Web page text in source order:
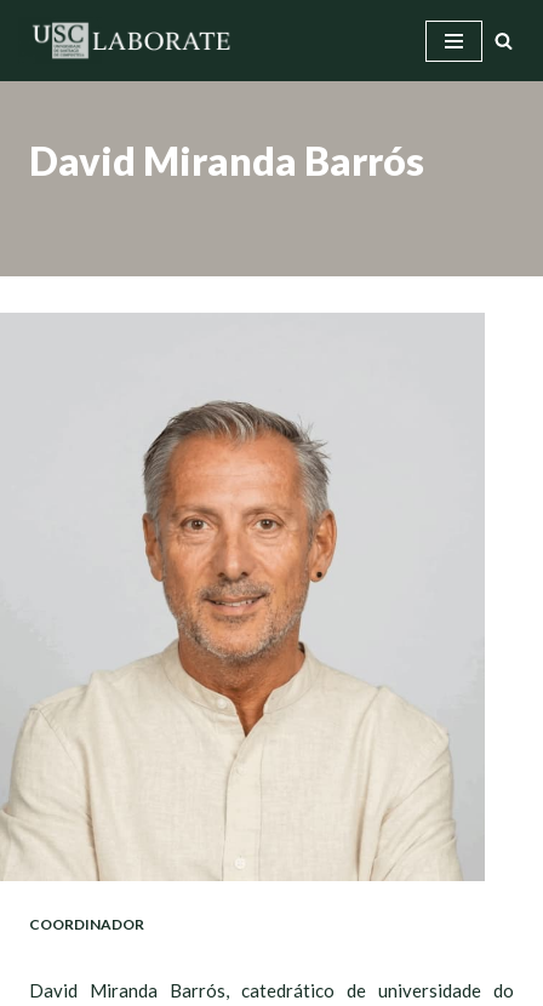
Saltar
David Miranda Barrós
COORDINADOR
David Miranda Barrós, catedrático de universidade do